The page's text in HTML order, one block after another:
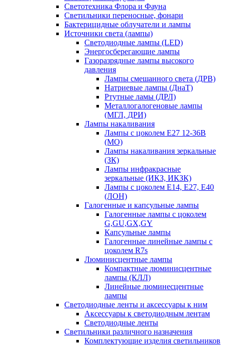
Светотехника Флора и Фауна
Светильники переносные, фонари
Бактерицидные облучатели и лампы
Источники света (лампы)
Светодиодные лампы (LED)
Энергосберегающие лампы
Газоразрядные лампы высокого
давления
Лампы смешанного света (ДРВ)
Натриевые лампы (ДнаТ)
Ртутные ламы (ДРЛ)
Металлогалогеновые лампы
(МГЛ, ДРИ)
Лампы накаливания
Лампы с цоколем Е27 12-36В
(МО)
Лампы накаливания зеркальные
(ЗК)
Лампы инфракрасные
зеркальные (ИКЗ, ИКЗК)
Лампы с цоколем Е14, Е27, Е40
(ЛОН)
Галогенные и капсульные лампы
Галогенные лампы с цоколем
G,GU,GX,GY
Капсульные лампы
Галогенные линейные лампы с
цоколем R7s
Люминисцентные лампы
Компактные люминисцентные
лампы (КЛЛ)
Линейные люминесцентные
лампы
Светодиодные ленты и аксессуары к ним
Аксессуары к светодиодным лентам
Светодиодные ленты
Светильники различного назначения
Комплектующие изделия светильников